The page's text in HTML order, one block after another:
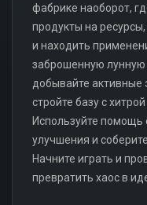
фабрике наоборот,
продукты на
и находить
заброшенную лунную
добывайте активные
стройте базу с
Используйте помощь
улучшения и
Начните играть и
превратить хаос в